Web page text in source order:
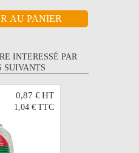
INTERESSÉ PAR
SUIVANTS
0,87 €HT
1,04 € TTC